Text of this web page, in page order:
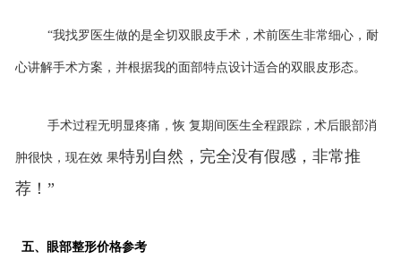
“我找罗医生做的是全切双眼皮手术，术前医生非常细心，耐
心讲解手术方案，并根据我的面部特点设计适合的双眼皮形态。
手术过程无明显疼痛，恢 复期间医生全程跟踪，术后眼部消
肿很快，现在效 果特别自然，完全没有假感，非常推
荐！ ”
五、眼部整形价格参考